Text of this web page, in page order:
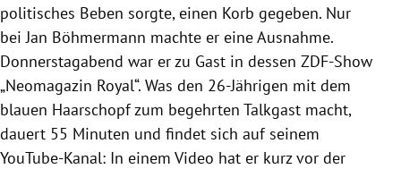
politisches Beben sorgte, einen Korb gegeben. Nur
beiJan Böhmermann machte er eine Ausnahme.
Donnerstagabend war er zu Gast in dessen ZDF-Show
„Neomagazin Royal“. Was den 26-Jährigen mit dem
blauen Haarschopf zum begehrten Talkgast macht,
dauert 55 Minuten und findet sich auf seinem
YouTube-Kanal: In einem Video hat er kurz vor der